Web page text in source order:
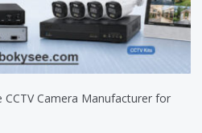
Camera Manufacturer for